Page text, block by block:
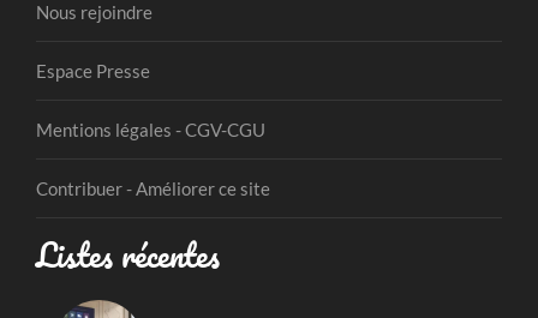
Nous rejoindre
Espace Presse
Mentions légales - CGV-CGU
Contribuer - Améliorer ce site
Listes récentes